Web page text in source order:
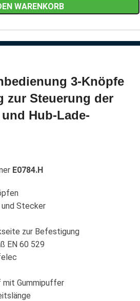
WARENKORB
3-Knöpfe
zur Steuerung der
Hub-Lade-
E0784.H
Stecker
zur Befestigung
EN 60 529
Gummipuffer